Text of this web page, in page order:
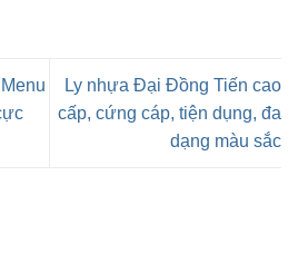
Ly nhựa Đại Đồng Tiến cao
cấp, cứng cáp, tiện dụng, đa
dạng màu sắc